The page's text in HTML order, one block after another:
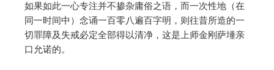
如果如此一心专注并不掺杂庸俗之语，而一次性地（在
同一时间中）念诵一百零八遍百字明，则往昔所造的一
切罪障及失戒必定全部得以清净，这是上师金刚萨埵亲
口允诺的。